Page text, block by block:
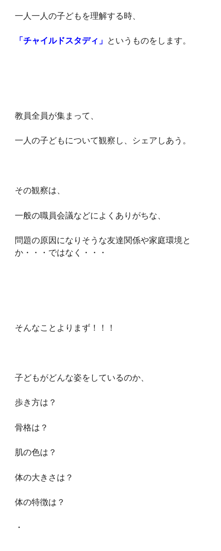
一人一人の子どもを理解する時、
「チャイルドスタディ」 というものをします。
教員全員が集まって、
一人の子どもについて観察し、シェアしあう。
その観察は、
一般の職員会議などによくありがちな、
問題の原因になりそうな友達関係や家庭環境と
か・・・ではなく・・・
そんなことよりまず！！！
子どもがどんな姿をしているのか、
歩き方は？
骨格は？
肌の色は？
体の大きさは？
体の特徴は？
・